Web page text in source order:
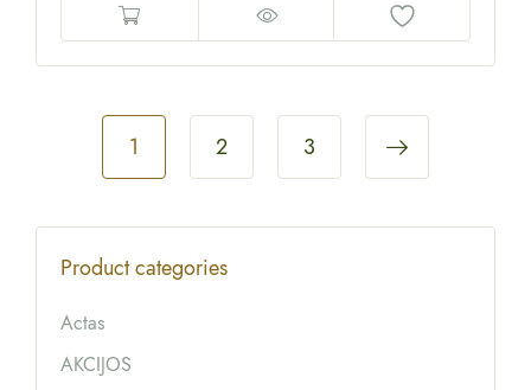
1 2 3
Product categories
Actas
AKCIJOS